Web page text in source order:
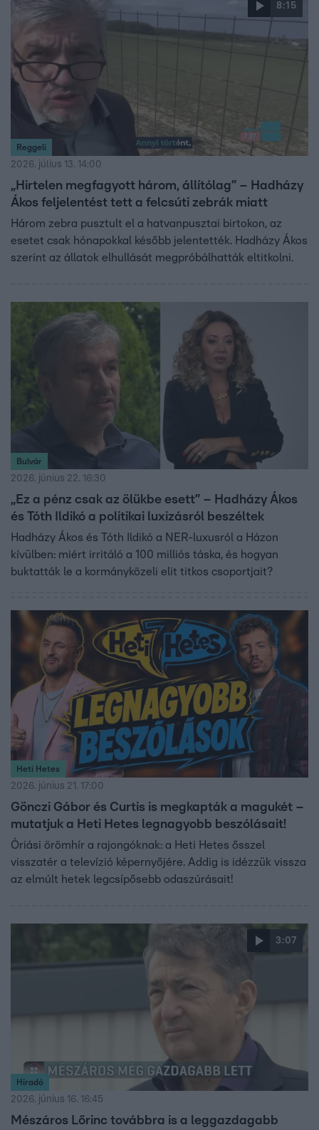
8:15
Reggeli
2026. július 13. 14:00
„Hirtelen megfagyott három, állítólag” – Hadházy
Ákos feljelentést tett a felcsúti zebrák miatt
Három zebra pusztult el a hatvanpusztai birtokon, az
esetet csak hónapokkal később jelentették. Hadházy Ákos
szerint az állatok elhullását megpróbálhatták eltitkolni.
Bulvár
2026. június 22. 16:30
„Ez a pénz csak az ölükbe esett” – Hadházy Ákos
és Tóth Ildikó a politikai luxizásról beszéltek
Hadházy Ákos és Tóth Ildikó a NER-luxusról a Házon
kívülben: miért irritáló a 100 milliós táska, és hogyan
buktatták le a kormányközeli elit titkos csoportjait?
Heti Hetes
2026. június 21. 17:00
Gönczi Gábor és Curtis is megkapták a magukét –
mutatjuk a Heti Hetes legnagyobb beszólásait!
Óriási örömhír a rajongóknak: a Heti Hetes ősszel
visszatér a televízió képernyőjére. Addig is idézzük vissza
az elmúlt hetek legcsípősebb odaszúrásait!
3:07
Híradó
2026. június 16. 16:45
Mészáros Lőrinc továbbra is a leggazdagabb